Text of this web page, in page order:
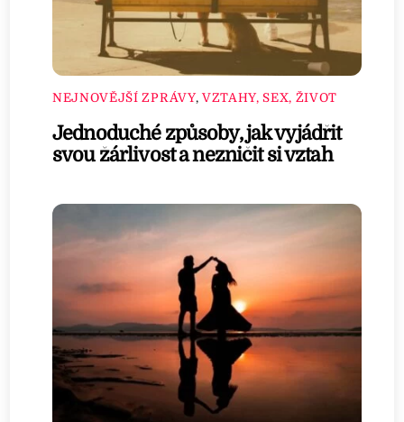
NEJNOVĚJŠÍ ZPRÁVY, VZTAHY, SEX, ŽIVOT
Jednoduché způsoby, jak vyjádřit
svou žárlivost a nezničit si vztah